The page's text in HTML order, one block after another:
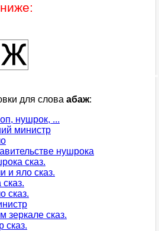
для слова абаж:
нушрок, ...
министр
нушрока
сказ.
и яло сказ.
сказ.
зеркале сказ.
сказ.